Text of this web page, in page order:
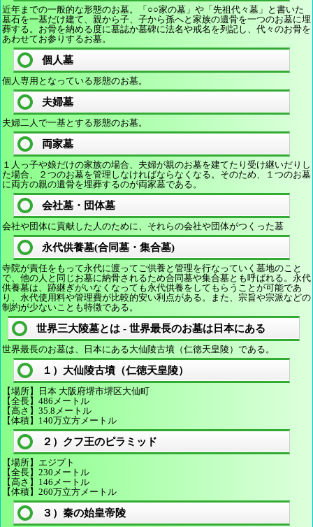
近年までの一般的な形態のお墓。「○○家の墓」や「先祖代々墓」と書いた
墓石を一基だけ建て、親から子、子から孫へと家族の遺骨を一つのお墓に埋
葬する。お骨を納める度に墓誌か墓碑に法名や戒名を列記し、代々のお骨を
あわせてお参りするお墓。
個人墓
個人専用となっている形態のお墓。
夫婦墓
夫婦二人で一基とする形態のお墓。
両家墓
１人っ子や娘だけの家族の場合、夫婦が親のお墓を建てたり受け継いだりし
た場合、２つのお墓を管理しなければならなくなる。そのため、１つのお墓
に両方の親の遺骨を埋葬するのが両家墓である。
会社墓・団体墓
会社や団体に貢献した人のために、それらの会社や団体がつくった墓
永代供養墓(合同墓・集合墓)
寺院が責任をもって永代に渡ってご供養と管理を行なっていく墓地のこと
で、他の人と同じお墓に納骨されるため合同墓や集合墓とも呼ばれる。永代
供養墓は、跡継ぎがいなくなっても永代供養をしてもらうことが可能であ
り、永代使用料や管理費が比較的安い利点がある。また、宗旨や宗派などの
制約が少ないことも特徴である。
世界三大陵墓とは - 世界最長のお墓は日本にある
世界最長のお墓は、日本にある大仙陵古墳（仁徳天皇陵）である。
１）大仙陵古墳（仁徳天皇陵）
【場所】日本 大阪府堺市堺区大仙町
【全長】486メートル
【高さ】35.8メートル
【体積】140万立方メートル
２）クフ王のピラミッド
【場所】エジプト
【全長】230メートル
【高さ】146メートル
【体積】260万立方メートル
３）秦の始皇帝陵